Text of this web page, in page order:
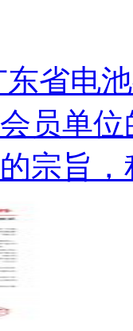
省电
员单
宗旨，